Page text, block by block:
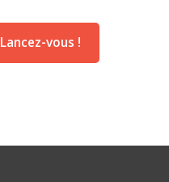
Lancez-vous !